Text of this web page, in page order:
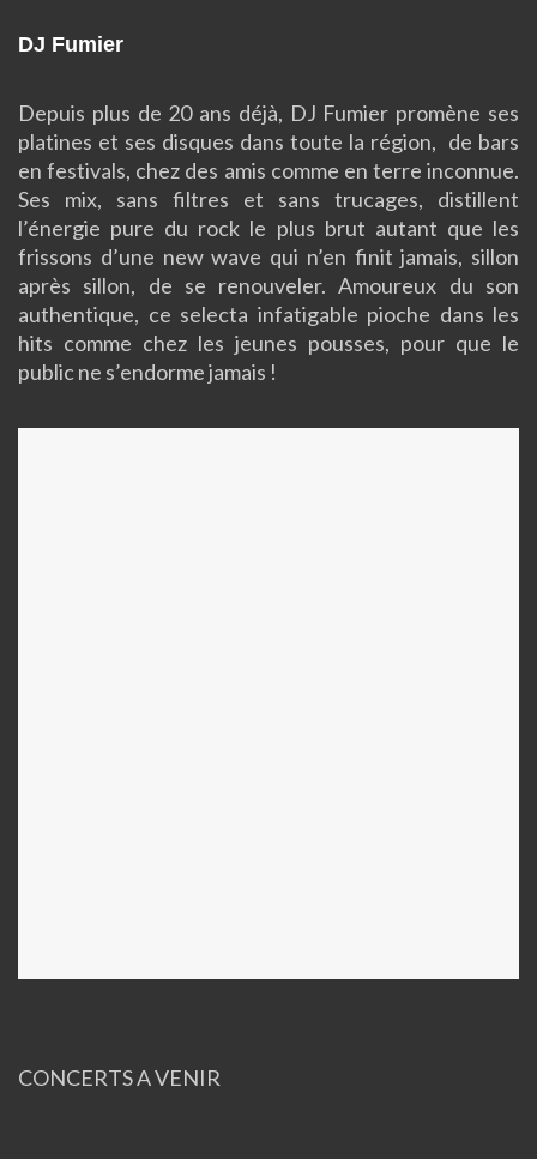
DJ Fumier
Depuis plus de 20 ans déjà, DJ Fumier promène ses
platines et ses disques dans toute la région, de bars
en festivals, chez des amis comme en terre inconnue.
Ses mix, sans filtres et sans trucages, distillent
l’énergie pure du rock le plus brut autant que les
frissons d’une new wave qui n’en finit jamais, sillon
après sillon, de se renouveler. Amoureux du son
authentique, ce selecta infatigable pioche dans les
hits comme chez les jeunes pousses, pour que le
public ne s’endorme jamais !
CONCERTS A VENIR